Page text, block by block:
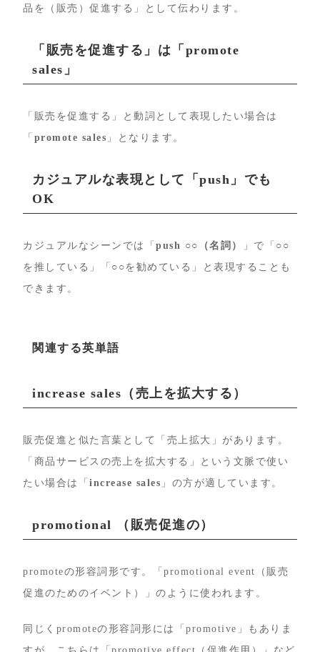
品を（販売）促進する」として伝わります。
「販売を促進する」は「promote
sales」
「販売を促進する」と動詞として表現したい場合は
「 promote sales 」となります。
カジュアルな表現として「push」でも
OK
カジュアルなシーンでは「push ○○（名詞）
」で「○○
を推している」「○○を勧めている」と表現することも
できます。
関連する英単語
increase sales（売上を拡大する）
販売促進と似た言葉として「売上拡大」があります。
「商品サービスの売上を拡大する」という文脈で使い
たい場合は「increase sales 」の方が適しています。
promotional （販売促進の）
promoteの形容詞形です。「promotional event（販売
促進のためのイベント）」のように使われます。
同じくpromoteの形容詞形には「promotive」もありま